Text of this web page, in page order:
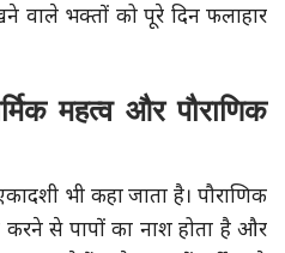
वाले भक्तों को पूरे दिन फलाहार
महत्व और पौराणिक
भी कहा जाता है। पौराणिक
से पापों का नाश होता है और